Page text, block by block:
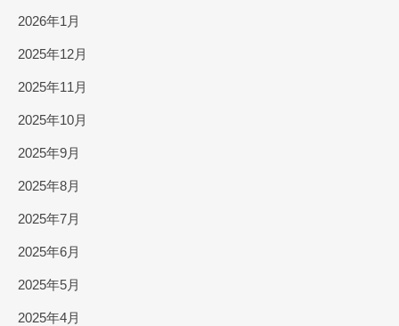
2026年1月
2025年12月
2025年11月
2025年10月
2025年9月
2025年8月
2025年7月
2025年6月
2025年5月
2025年4月